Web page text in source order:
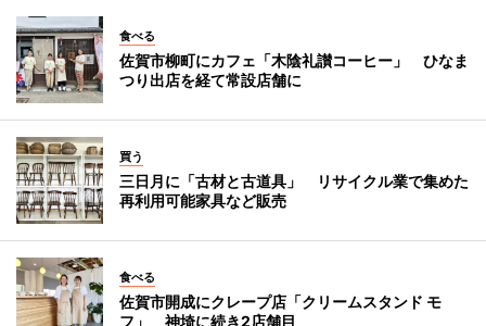
食べる
佐賀市柳町にカフェ「木陰礼讃コーヒー」 ひなま
つり出店を経て常設店舗に
買う
三日月に「古材と古道具」 リサイクル業で集めた
再利用可能家具など販売
食べる
佐賀市開成にクレープ店「クリームスタンド モ
フ」 神埼に続き2店舗目